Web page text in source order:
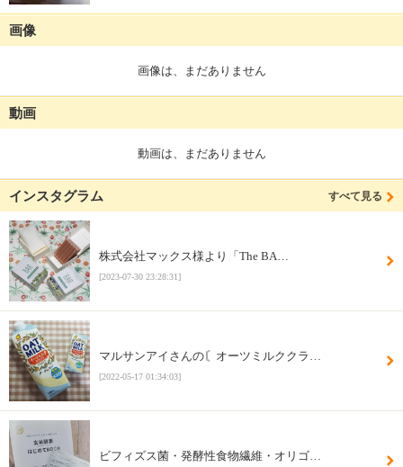
画像
画像は、まだありません
動画
動画は、まだありません
インスタグラム すべて見る
株式会社マックス様より「The BA…
[2023-07-30 23:28:31]
マルサンアイさんの〘オーツミルククラ…
[2022-05-17 01:34:03]
ビフィズス菌・発酵性食物繊維・オリゴ…